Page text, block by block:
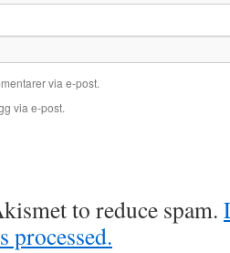
via e-post.
via e-post.
to reduce spam.
processed.